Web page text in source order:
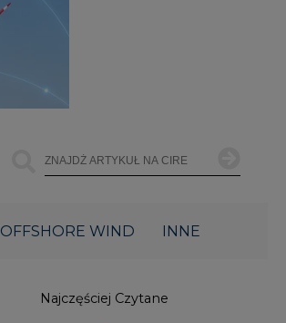
OFFSHORE WIND INNE
Najczęściej Czytane